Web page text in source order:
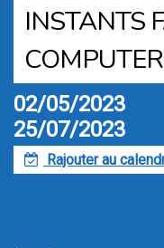
INSTANTS
02/05/2023
25/07/2023
F Rajouter au